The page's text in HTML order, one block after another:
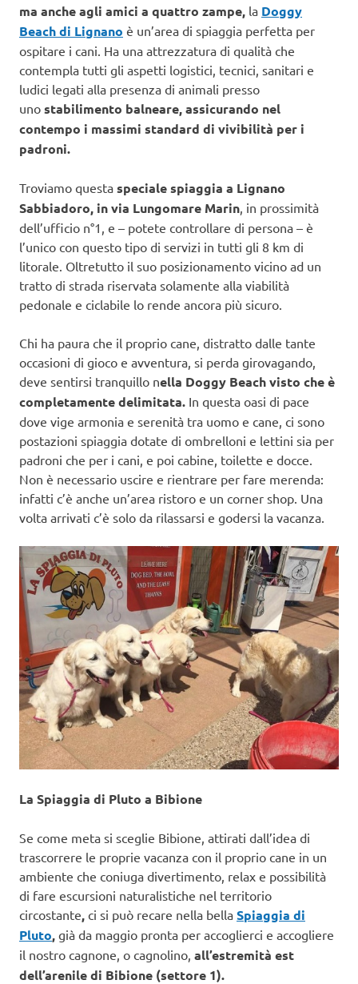
ma anche agli amici a quattro zampe, la Doggy
Beach di Lignano è un’area di spiaggia perfetta per
ospitare i cani. Ha una attrezzatura di qualità che
contempla tutti gli aspetti logistici, tecnici, sanitari e
ludici legati alla presenza di animali presso
uno stabilimento balneare, assicurando nel
contempo i massimi standard di vivibilità per i
padroni.
Troviamo questa speciale spiaggia a Lignano
Sabbiadoro, in via Lungomare Marin , in prossimità
dell’ufficio n°1, e – potete controllare di persona – è
l’unico con questo tipo di servizi in tutti gli 8 km di
litorale. Oltretutto il suo posizionamento vicino ad un
tratto di strada riservata solamente alla viabilità
pedonale e ciclabile lo rende ancora più sicuro.
Chi ha paura che il proprio cane, distratto dalle tante
occasioni di gioco e avventura, si perda girovagando,
deve sentirsi tranquillo nella Doggy Beachvisto che è
completamente delimitata. In questa oasi di pace
dove vige armonia e serenità tra uomo e cane, ci sono
postazioni spiaggia dotate di ombrelloni e lettini sia per
padroni che per i cani, e poi cabine, toilette e docce.
Non è necessario uscire e rientrare per fare merenda:
infatti c’è anche un’area ristoro e un corner shop. Una
volta arrivati c’è solo da rilassarsi e godersi la vacanza.
La Spiaggia di Pluto a Bibione
Se come meta si sceglie Bibione, attirati dall’idea di
trascorrere le proprie vacanza con il proprio cane in un
ambiente che coniuga divertimento, relax e possibilità
di fare escursioni naturalistiche nel territorio
circostante, ci si può recare nella bella Spiaggia di
Pluto, già da maggio pronta per accoglierci e accogliere
il nostro cagnone, o cagnolino, all’estremità est
dell’arenile di Bibione (settore 1).